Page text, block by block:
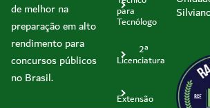
de melhor na
preparação em alto
rendimento para
concursos públicos
no Brasil.
para
Tecnólogo
2ª
Licenciatura
Extensão